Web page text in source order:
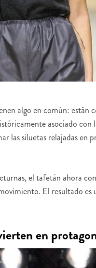
algo en común: están
asociado con
las siluetas relajadas en
el tafetán ahora
El resultado es
en